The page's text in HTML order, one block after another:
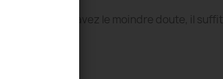
Si vous avez le moindre doute, il suffit
d'entretien.